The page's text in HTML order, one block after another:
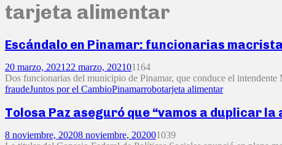
tarjeta alimentar
Escándalo en Pinamar: funcionarias
20 marzo, 2021 22 marzo, 202101164
Dos funcionarias del municipio de Pinamar, que conduce el intendente
fraudeJuntos por el CambioPinamarrobotarjeta alimentar
Tolosa Paz aseguró que “vamos a duplicar
8 noviembre, 20208 noviembre, 202001039